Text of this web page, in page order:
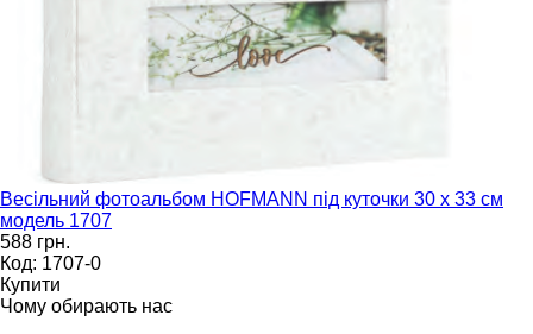
Весільний фотоальбом HOFMANN під куточки 30 х 33 см
модель 1707
588 грн.
Код: 1707-0
Купити
Чому обирають нас